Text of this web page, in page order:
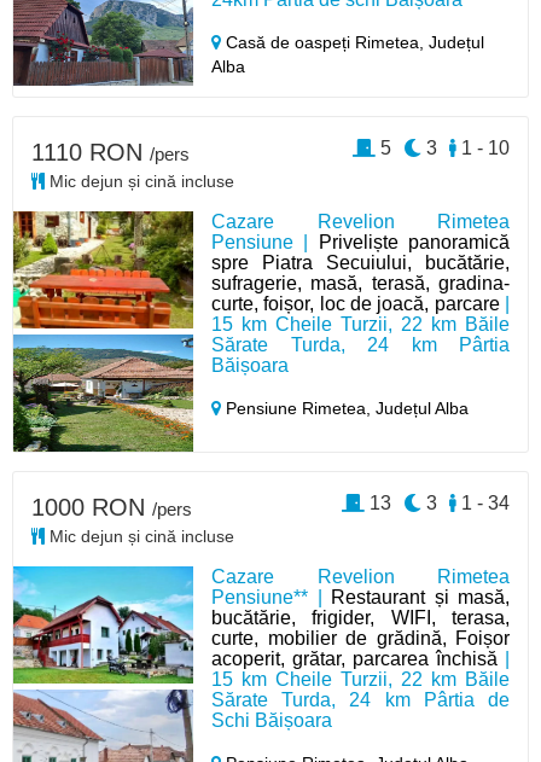
Casă de oaspeți Rimetea,Județul
Alba
Cazare Revelion Rimetea
Pensiune |
Priveliște panoramică
spre Piatra Secuiului, bucătărie,
sufragerie, masă, terasă, gradina-
curte, foișor, loc de joacă, parcare|
15 km Cheile Turzii, 22 km Băile
Sărate Turda, 24 km Pârtia
Băișoara
Pensiune Rimetea,Județul Alba
1110 RON /pers
Mic dejun și cină incluse
1 - 10
3
5
Cazare Revelion Rimetea
Pensiune** |
Restaurant și masă,
bucătărie, frigider, WIFI, terasa,
curte, mobilier de grădină, Foișor
acoperit, grătar, parcarea închisă
15 km Cheile Turzii, 22 km Băile
Sărate Turda, 24 km Pârtia de
Schi Băișoara
1000 RON /pers
Mic dejun și cină incluse
1 - 34
3
13